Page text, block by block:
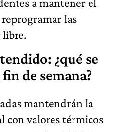
las
libre.
¿qué se
de semana?
mantendrán la
con valores térmicos